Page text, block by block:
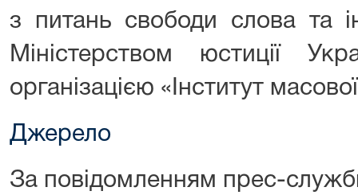
з питань свободи слова та
Міністерством юстиції
організацією «Інститут
Джерело
За повідомленням прес-